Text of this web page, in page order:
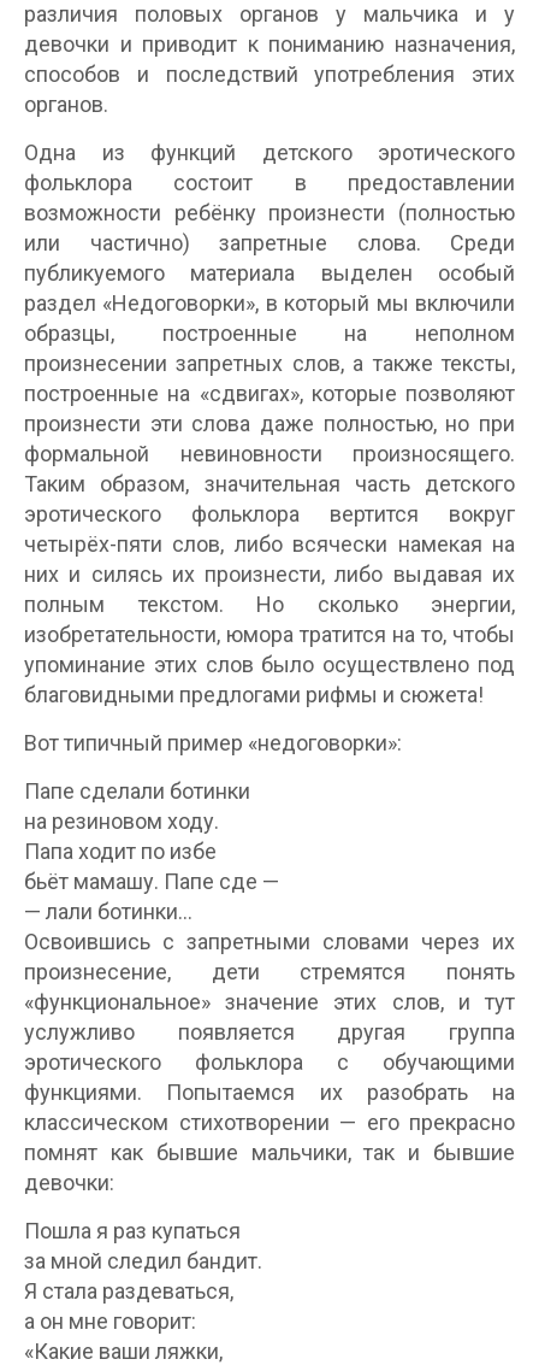
различия половых органов у мальчика и у
девочки и приводит к пониманию назначения,
способов и последствий употребления этих
органов.
Одна из функций детского эротического
фольклора состоит в предоставлении
возможности ребёнку произнести (полностью
или частично) запретные слова. Среди
публикуемого материала выделен особый
раздел «Недоговорки», в который мы включили
образцы, построенные на неполном
произнесении запретных слов, а также тексты,
построенные на «сдвигах», которые позволяют
произнести эти слова даже полностью, но при
формальной невиновности произносящего.
Таким образом, значительная часть детского
эротического фольклора вертится вокруг
четырёх-пяти слов, либо всячески намекая на
них и силясь их произнести, либо выдавая их
полным текстом. Но сколько энергии,
изобретательности, юмора тратится на то, чтобы
упоминание этих слов было осуществлено под
благовидными предлогами рифмы и сюжета!
Вот типичный пример «недоговорки»:
Папе сделали ботинки
на резиновом ходу.
Папа ходит по избе
бьёт мамашу. Папе сде —
— лали ботинки…
Освоившись с запретными словами через их
произнесение, дети стремятся понять
«функциональное» значение этих слов, и тут
услужливо появляется другая группа
эротического фольклора с обучающими
функциями. Попытаемся их разобрать на
классическом стихотворении — его прекрасно
помнят как бывшие мальчики, так и бывшие
девочки:
Пошла я раз купаться
за мной следил бандит.
Я стала раздеваться,
а он мне говорит:
«Какие ваши ляжки,